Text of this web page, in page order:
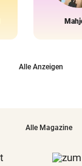
Alle Anzeigen
Alle Magazine